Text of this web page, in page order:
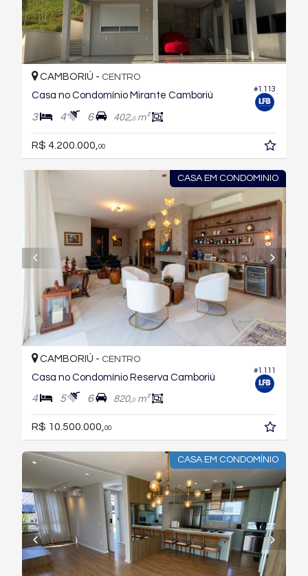
#1.113
CAMBORIÚ - CENTRO
Casa no Condomínio Mirante Camboriú
3 4 6 402,0m²
R$ 4.200.000, 00
CASA EM CONDOMINIO
#1.111
CAMBORIÚ - CENTRO
Casa no Condomínio Reserva Camboriú
4 5 6 820,0m²
R$ 10.500.000,00
CASA EM CONDOMÍNIO